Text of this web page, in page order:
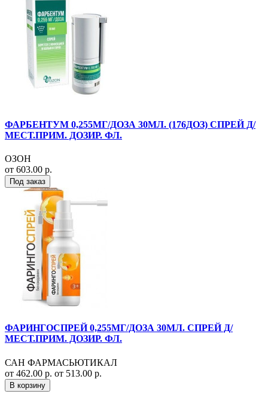
ФАРБЕНТУМ 0,255МГ/ДОЗА 30МЛ. (176ДОЗ) СПРЕЙ Д/
МЕСТ.ПРИМ. ДОЗИР. ФЛ.
ОЗОН
от 603.00 р.
Под заказ
ФАРИНГОСПРЕЙ 0,255МГ/ДОЗА 30МЛ. СПРЕЙ Д/
МЕСТ.ПРИМ. ДОЗИР. ФЛ.
САН ФАРМАСЬЮТИКАЛ
от 462.00 р. от 513.00 р.
В корзину